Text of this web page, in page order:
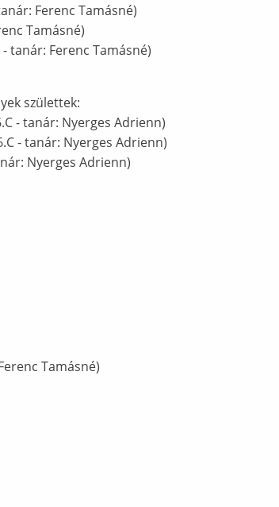
Ferenc Tamásné)
Tamásné)
tanár: Ferenc Tamásné)
születtek:
- tanár: Nyerges Adrienn)
- tanár: Nyerges Adrienn)
Nyerges Adrienn)
Tamásné)